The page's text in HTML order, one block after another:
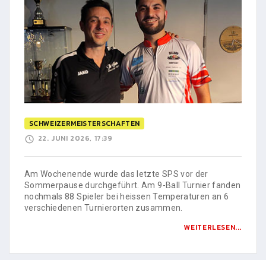
SCHWEIZERMEISTERSCHAFTEN
22. JUNI 2026, 17:39
Am Wochenende wurde das letzte SPS vor der
Sommerpause durchgeführt. Am 9-Ball Turnier fanden
nochmals 88 Spieler bei heissen Temperaturen an 6
verschiedenen Turnierorten zusammen.
WEITERLESEN...